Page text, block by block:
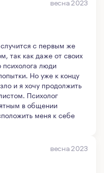
весна 2023
с первым же
так как даже от своих
психолога люди
Но уже к концу
и я хочу продолжить
Психолог
в общении
меня к себе
весна 2023